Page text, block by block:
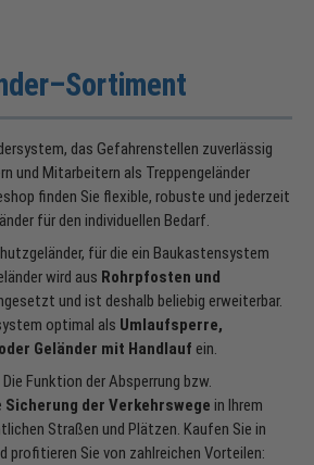
das Gefahrenstellen zuverlässig
und Mitarbeitern als Treppengeländer
finden Sie flexible, robuste und jederzeit
für den individuellen Bedarf.
für die ein Baukastensystem
wird aus Rohrpfosten und
und ist deshalb beliebig erweiterbar.
optimal als Umlaufsperre,
Geländer mit Handlauf ein.
Funktion der Absperrung bzw.
Sicherung der Verkehrswege in Ihrem
Straßen und Plätzen. Kaufen Sie in
profitieren Sie von zahlreichen Vorteilen: